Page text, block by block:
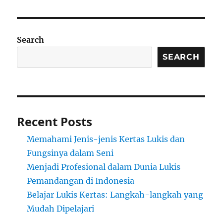
Search
SEARCH
Recent Posts
Memahami Jenis-jenis Kertas Lukis dan
Fungsinya dalam Seni
Menjadi Profesional dalam Dunia Lukis
Pemandangan di Indonesia
Belajar Lukis Kertas: Langkah-langkah yang
Mudah Dipelajari